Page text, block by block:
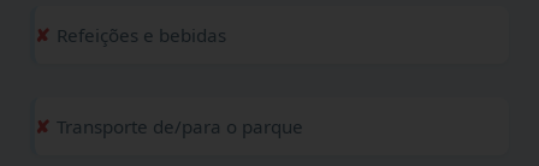
Refeições e bebidas
Transporte de/para o parque